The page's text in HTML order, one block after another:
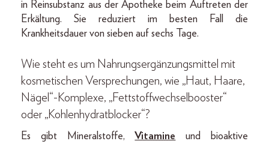
in Reinsubstanz aus der Apotheke beim Auftreten der
Erkältung. Sie reduziert im besten Fall die
Krankheitsdauer von sieben auf sechs Tage.
Wie steht es um Nahrungsergänzungsmittel mit
kosmetischen Versprechungen, wie „Haut, Haare,
Nägel“-Komplexe, „Fettstoffwechselbooster“
oder „Kohlenhydratblocker“?
Es gibt Mineralstoffe,Vitamine und bioaktive